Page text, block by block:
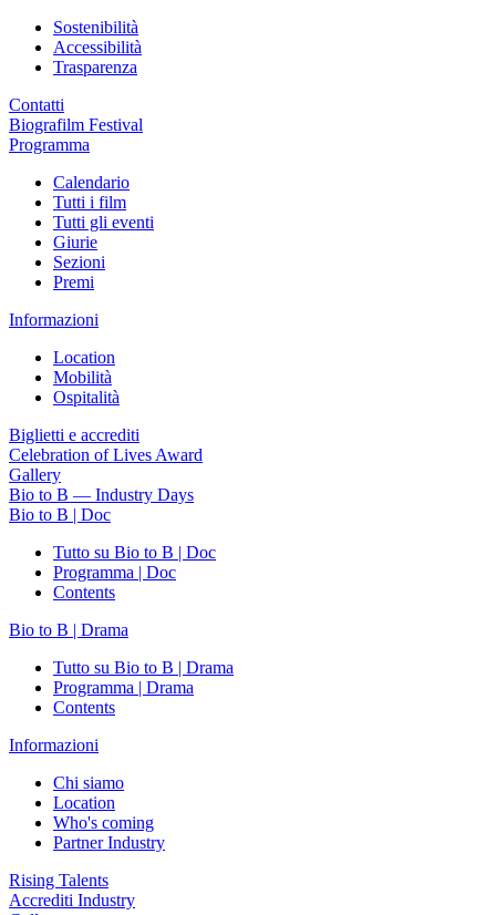
Sostenibilità
Accessibilità
Trasparenza
Contatti
Biografilm Festival
Programma
Calendario
Tutti i film
Tutti gli eventi
Giurie
Sezioni
Premi
Informazioni
Location
Mobilità
Ospitalità
Biglietti e accrediti
Celebration of Lives Award
Gallery
Bio to B — Industry Days
Bio to B | Doc
Tutto su Bio to B | Doc
Programma | Doc
Contents
Bio to B | Drama
Tutto su Bio to B | Drama
Programma | Drama
Contents
Informazioni
Chi siamo
Location
Who's coming
Partner Industry
Rising Talents
Accrediti Industry